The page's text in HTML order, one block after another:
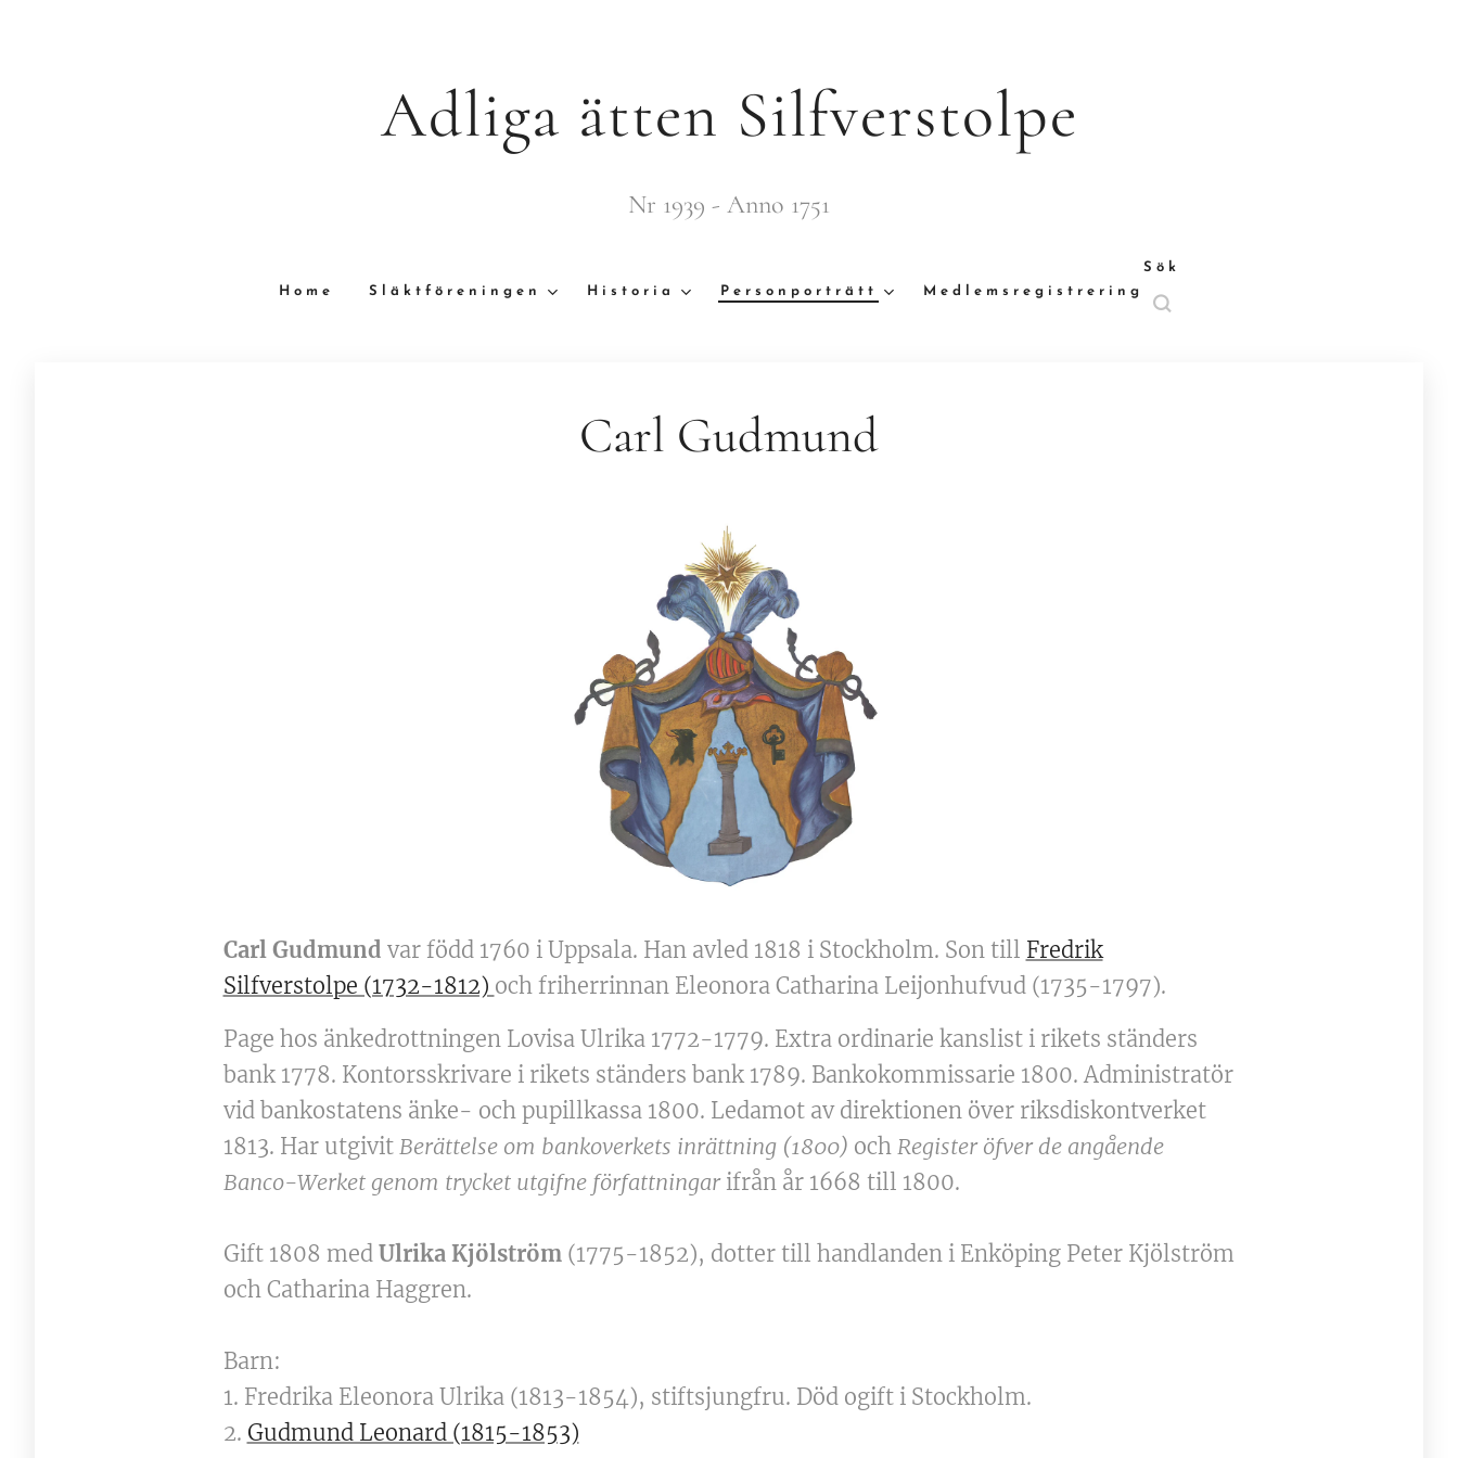
Adliga ätten Silfverstolpe
Nr 1939 - Anno 1751
Home Släktföreningen Historia Personporträtt Medlemsregistrering
Sök
Carl Gudmund
Carl Gudmund var född 1760 i Uppsala. Han avled 1818 i Stockholm. Son till Fredrik
Silfverstolpe (1732-1812) och friherrinnan Eleonora Catharina Leijonhufvud (1735-1797).
Page hos änkedrottningen Lovisa Ulrika 1772-1779. Extra ordinarie kanslist i rikets ständers
bank 1778. Kontorsskrivare i rikets ständers bank 1789. Bankokommissarie 1800. Administratör
vid bankostatens änke- och pupillkassa 1800. Ledamot av direktionen över riksdiskontverket
1813. Har utgivit Berättelse om bankoverkets inrättning (1800) och Register öfver de angående
Banco-Werket genom trycket utgifne författningarifrån år 1668 till 1800.
Gift 1808 med Ulrika Kjölström(1775-1852), dotter till handlanden i Enköping Peter Kjölström
och Catharina Haggren.
Barn:
1. Fredrika Eleonora Ulrika (1813-1854), stiftsjungfru. Död ogift i Stockholm.
2. Gudmund Leonard (1815-1853)